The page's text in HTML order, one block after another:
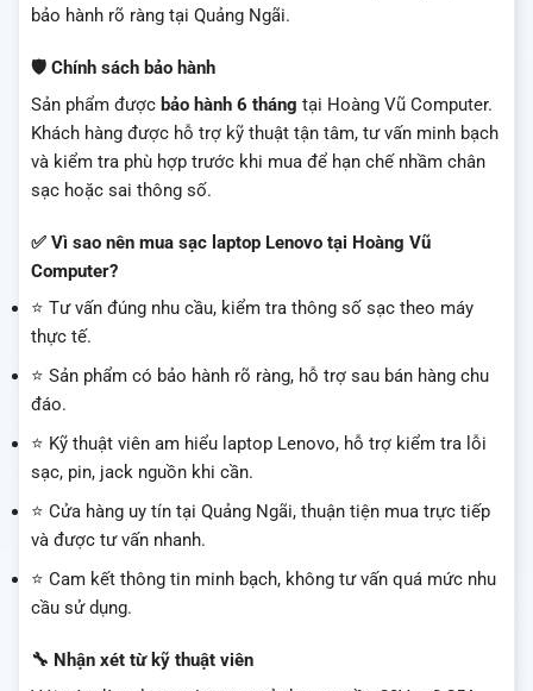
bảo hành rõ ràng tại Quảng Ngãi.
🛡️ Chính sách bảo hành
Sản phẩm được bảo hành 6 tháng tại Hoàng Vũ Computer.
Khách hàng được hỗ trợ kỹ thuật tận tâm, tư vấn minh bạch
và kiểm tra phù hợp trước khi mua để hạn chế nhầm chân
sạc hoặc sai thông số.
✅ Vì sao nên mua sạc laptop Lenovo tại Hoàng Vũ
Computer?
⭐ Tư vấn đúng nhu cầu, kiểm tra thông số sạc theo máy
thực tế.
⭐ Sản phẩm có bảo hành rõ ràng, hỗ trợ sau bán hàng chu
đáo.
⭐ Kỹ thuật viên am hiểu laptop Lenovo, hỗ trợ kiểm tra lỗi
sạc, pin, jack nguồn khi cần.
⭐ Cửa hàng uy tín tại Quảng Ngãi, thuận tiện mua trực tiếp
và được tư vấn nhanh.
⭐ Cam kết thông tin minh bạch, không tư vấn quá mức nhu
cầu sử dụng.
🔧 Nhận xét từ kỹ thuật viên